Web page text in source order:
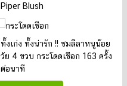
Piper Blush
ทั้งเก่ง ทั้งน่ารัก !! ชมลีลาหนูน้อย
วัย 4 ขวบ กระโดดเชือก 163 ครั้ง
ต่อนาที